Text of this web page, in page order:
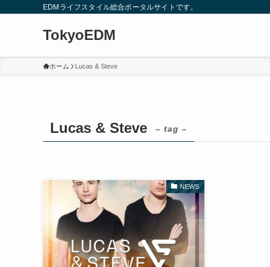
EDMライフスタイル総合ポータルサイトです。
TokyoEDM
ホーム Lucas & Steve
Lucas & Steve – tag –
NEWS